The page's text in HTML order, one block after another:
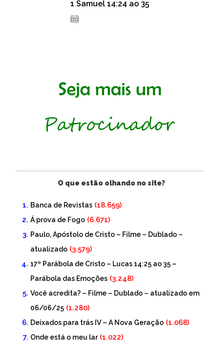
1 Samuel 14:24 ao 35
O que estão olhando no site?
Banca de Revistas (18.659)
Á prova de Fogo (6.671)
Paulo, Apóstolo de Cristo – Filme – Dublado –
atualizado (3.579)
17º Parábola de Cristo – Lucas 14:25 ao 35 –
Parábola das Emoções (3.248)
Você acredita? – Filme – Dublado – atualizado em
06/06/25 (1.280)
Deixados para trás IV – A Nova Geração (1.068)
Onde está o meu lar (1.022)